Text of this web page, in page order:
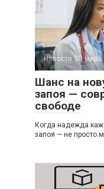
Новости 3D мира
Шанс на
запоя —
свободе
Когда надежда
запоя — не просто